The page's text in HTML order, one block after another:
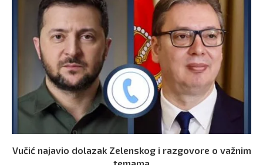
Vučić najavio dolazak Zelenskog i razgovore o važnim